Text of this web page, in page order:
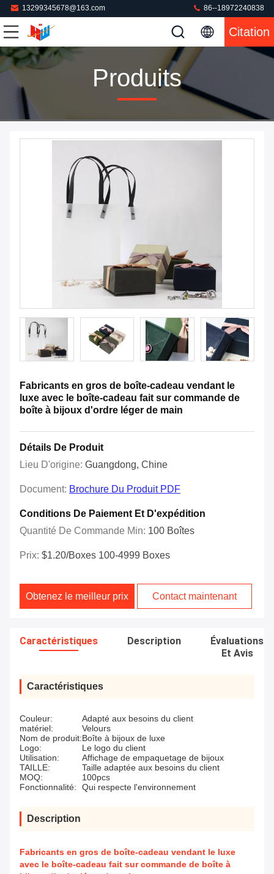
13299345678@163.com 86--18972240838
Citation
Produits
Fabricants en gros de boîte-cadeau vendant le
luxe avec le boîte-cadeau fait sur commande de
boîte à bijoux d'ordre léger de main
Détails De Produit
Lieu D'origine: Guangdong, Chine
Document: Brochure Du Produit PDF
Conditions De Paiement Et D'expédition
Quantité De Commande Min: 100 Boîtes
Prix: $1.20/boxes 100-4999 Boxes
Obtenez le meilleur prix Contact maintenant
Caractéristiques Description
Évaluations
Et Avis
Caractéristiques
Couleur:
Adapté aux besoins du client
matériel:
Velours
Nom de produit:Boîte à bijoux de luxe
Logo:
Le logo du client
Utilisation:
Affichage de empaquetage de bijoux
TAILLE:
Taille adaptée aux besoins du client
MOQ:
100pcs
Fonctionnalité:
Qui respecte l'environnement
Description
Fabricants en gros de boîte-cadeau vendant le luxe
avec le boîte-cadeau fait sur commande de boîte à